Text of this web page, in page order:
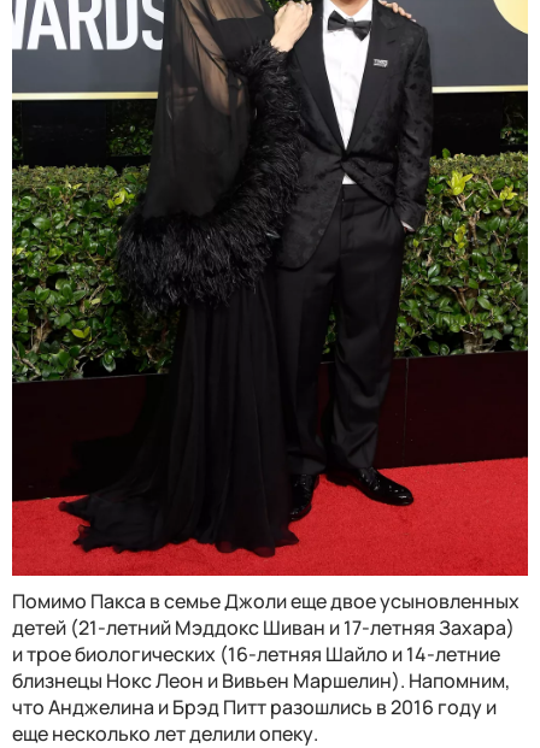
Помимо Пакса в семье Джоли еще двое усыновленных
детей (21-летний Мэддокс Шиван и 17-летняя Захара)
и трое биологических (16-летняя Шайло и 14-летние
близнецы Нокс Леон и Вивьен Маршелин). Напомним,
что Анджелина и Брэд Питт разошлись в 2016 году и
еще несколько лет делили опеку.